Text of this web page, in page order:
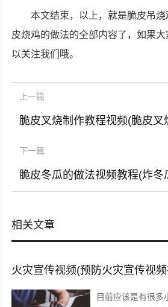
本文结束，以上，就是脆皮吊
皮烧鸡的做法的全部内容了，如果
以关注我们哦。
上一篇
下一篇
相关文章
火灾宣传视频(预防火灾宣传视
目前应该是有很多